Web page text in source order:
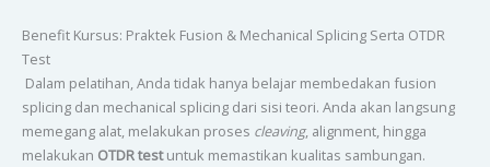
Benefit Kursus: Praktek Fusion & Mechanical Splicing Serta OTDR
Test
Dalam pelatihan, Anda tidak hanya belajar membedakan fusion
splicing dan mechanical splicing dari sisi teori. Anda akan langsung
memegang alat, melakukan proses cleaving, alignment, hingga
melakukan OTDR testuntuk memastikan kualitas sambungan.